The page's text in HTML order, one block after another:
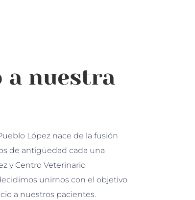
a nuestra
López nace de la fusión
de antigüedad cada una
y Centro Veterinario
unirnos con el objetivo
a nuestros pacientes.